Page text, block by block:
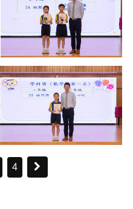
4